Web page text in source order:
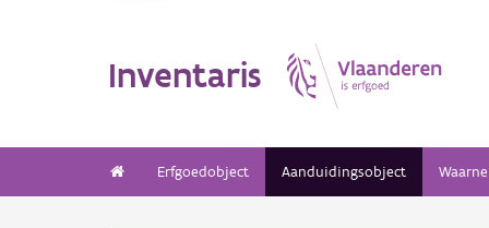
Inventaris
Erfgoedobject Aanduidingsobject